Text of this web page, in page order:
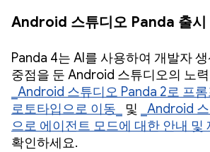
Android 스튜디오 Panda 출시
Panda 4는 AI를 사용하여 개발자
중점을 둔 Android 스튜디오의 노
_Android 스튜디오 Panda 2로 프
로토타입으로 이동_
및
_Android
으로 에이전트 모드에 대한 안내 및
확인하세요.